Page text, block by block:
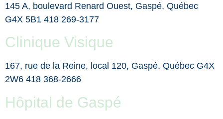
145 A, boulevard Renard Ouest, Gaspé, Québec
G4X 5B1 418 269-3177
Clinique Visique
167, rue de la Reine, local 120, Gaspé, Québec G4X
2W6 418 368-2666
Hôpital de Gaspé